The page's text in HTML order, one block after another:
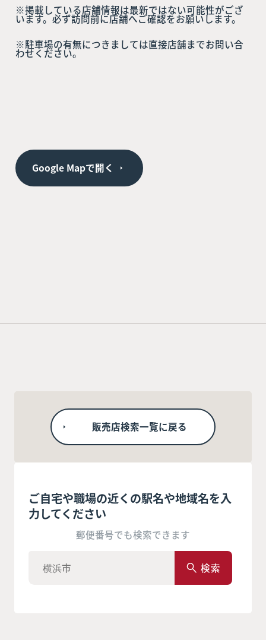
※掲載している店舗情報は最新ではない可能性がござ
います。必ず訪問前に店舗へご確認をお願いします。
※駐車場の有無につきましては直接店舗までお問い合
わせください。
Google Mapで開く
販売店検索一覧に戻る
ご自宅や職場の近くの駅名や地域名を入
力してください
郵便番号でも検索できます
検索